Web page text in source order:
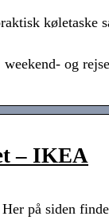
køletaske
og
– IKEA
på siden